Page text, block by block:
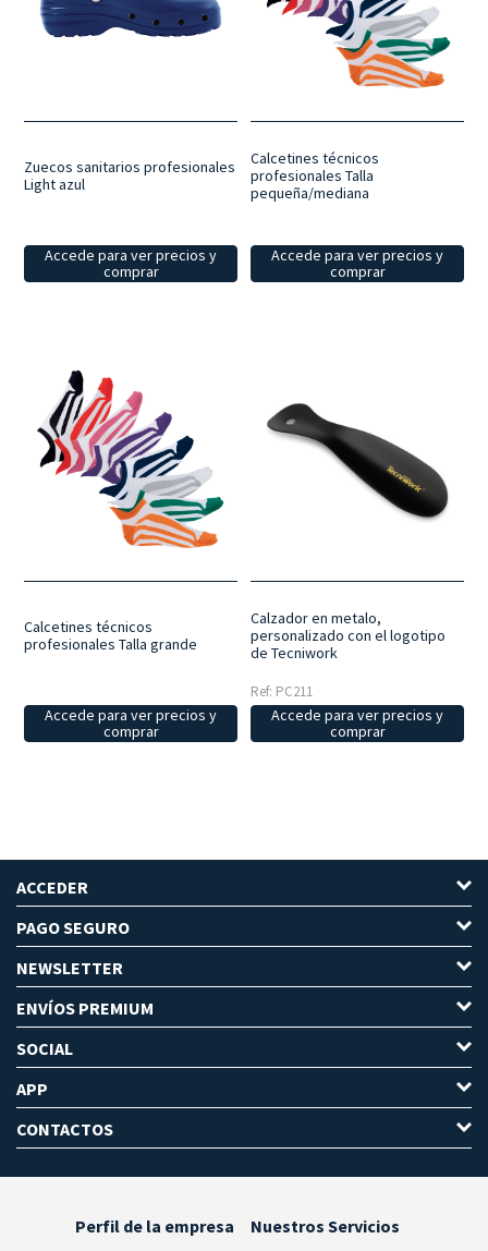
Zuecos sanitarios profesionales
Light azul
Accede para ver precios y
comprar
Calcetines técnicos
profesionales Talla
pequeña/mediana
Accede para ver precios y
comprar
Calcetines técnicos
profesionales Talla grande
Accede para ver precios y
comprar
Calzador en metalo,
personalizado con el logotipo
de Tecniwork
Ref: PC211
Accede para ver precios y
comprar
ACCEDER
PAGO SEGURO
NEWSLETTER
ENVÍOS PREMIUM
SOCIAL
APP
CONTACTOS
Perfil de la empresa
Nuestros Servicios